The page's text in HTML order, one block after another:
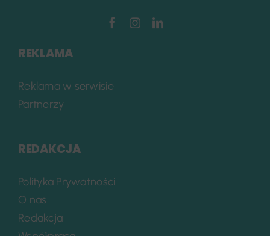
REKLAMA
Reklama w serwisie
Partnerzy
REDAKCJA
Polityka Prywatności
O nas
Redakcja